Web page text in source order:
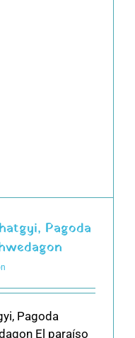
Pagoda
Pagoda
El paraíso